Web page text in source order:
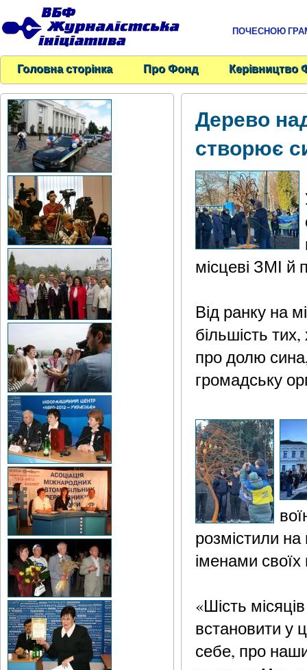
ПОЧЕСНОЮ
Головна сторінка Про Фонд Керівництво
Дерево
створює
місцеві ЗМІ й
Від ранку на
більшість
про долю
громадську
розмістили на
іменами своїх
«Шість
встановити у
себе, про